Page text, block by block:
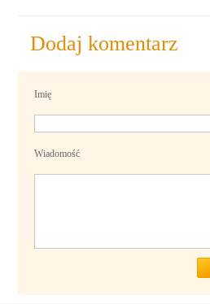
Dodaj komentarz
Imię
Wiadomość